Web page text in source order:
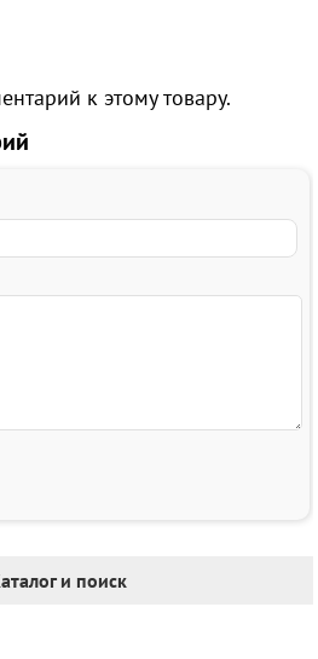
к этому товару.
и поиск